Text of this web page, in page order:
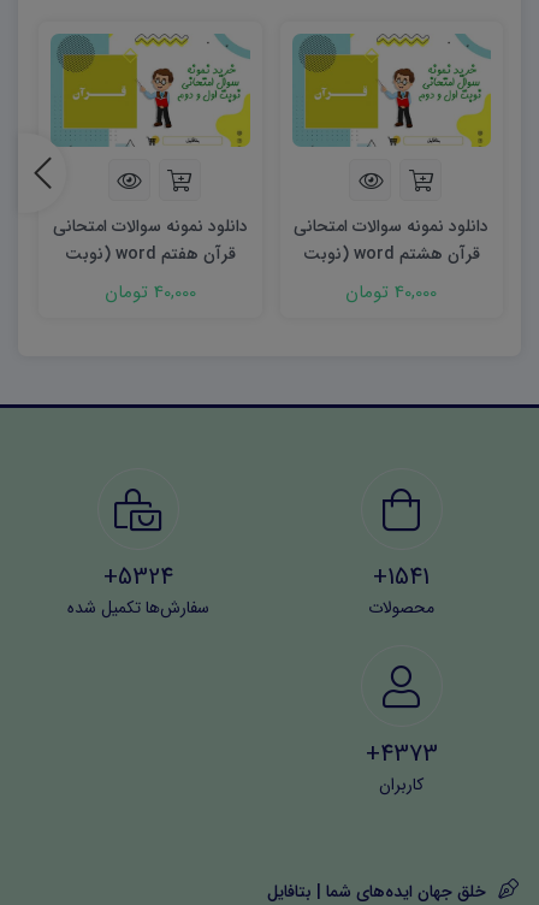
دانلود نمونه سوالات امتحانی
قرآن هشتم word (نوبت
اول) ۱۴۰۲
40,000 تومان
دانلود نمونه سوالات امتحانی
قرآن هفتم word (نوبت
اول) ۱۴۰۲
40,000 تومان
1541+
محصولات
5324+
سفارش‌ها تکمیل شده
4373+
کاربران
خلق جهان ایده‌های شما | بتافایل